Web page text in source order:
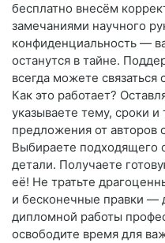
бесплатно внесём
замечаниями научного
конфиденциальность —
останутся в тайне.
всегда можете связаться
Как это работает?
указываете тему, сроки
предложения от авторов
Выбираете подходящего
детали. Получаете
её! Не тратьте
и бесконечные правки —
дипломной работы
освободите время для